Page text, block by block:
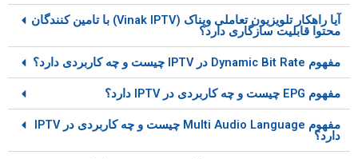
آیا راهکار تلویزیون تعاملی ویناک (Vinak IPTV) با تامین کنندگان
محتوا قابلیت سازگاری دارد؟
مفهوم Dynamic Bit Rate در IPTV چیست و چه کاربردی دارد؟
مفهوم EPG چیست و چه کاربردی در IPTV دارد؟
مفهوم Multi Audio Language چیست و چه کاربردی در IPTV
دارد؟